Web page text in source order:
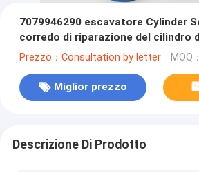
7079946290 escavatore Cylinder
corredo di riparazione del cilindro
PC200CA-6 PC200LC-6LE
Prezzo：Consultation by letter MOQ
Miglior prezzo
Descrizione Di Prodotto